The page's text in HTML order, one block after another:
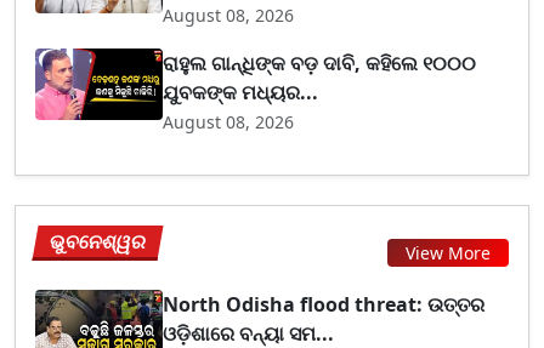
August 08, 2026
ରାହୁଲ ଗାନ୍ଧିଙ୍କ ବଡ଼ ଦାବି, କହିଲେ ୧୦୦୦
ଯୁବକଙ୍କ ମଧ୍ୟର...
August 08, 2026
ଭୁବନେଶ୍ୱର View More
North Odisha flood threat: ଉତ୍ତର
ଓଡ଼ିଶାରେ ବନ୍ୟା ସମ...